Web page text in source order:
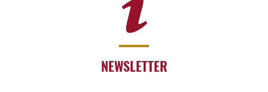
NEWSLETTER